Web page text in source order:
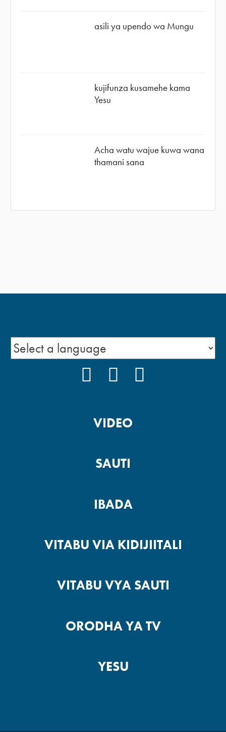
asili ya upendo wa Mungu
kujifunza kusamehe kama
Yesu
Acha watu wajue kuwa wana
thamani sana
VIDEO
SAUTI
IBADA
VITABU VIA KIDIJIITALI
VITABU VYA SAUTI
ORODHA YA TV
YESU